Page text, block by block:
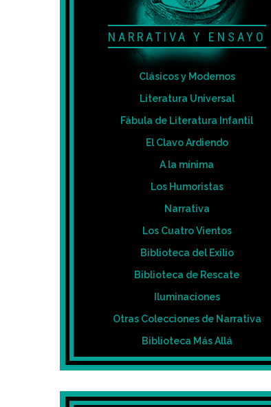
NARRATIVA Y ENSAYO
Clásicos y Modernos
Literatura Universal
Fábula de Literatura Infantil
El Clavo Ardiendo
A la mínima
Los Humoristas
Narrativa
Los Cuatro Vientos
Biblioteca del Exilio
Biblioteca de Rescate
Iluminaciones
Otras Colecciones de Narrativa
Biblioteca Más Allá